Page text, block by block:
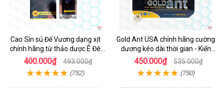
Cao Sìn sú Đế Vương dạng xịt
chính hãng từ thảo dược Ê Đê
Việt Nam
400.000₫ 493.000₫
(752)
Gold Ant USA chính hãng cường
dương kéo dài thời gian - Kiến
Vàng Đen Tây Tạng
450.000₫ 535.000₫
(750)